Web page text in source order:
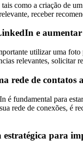
como a criação de
receber
e aumentar
utilizar uma foto
relevantes, solicitar
rede de contatos
é fundamental para
rede de conexões, é
para